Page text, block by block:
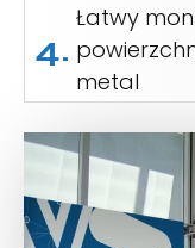
4.
Łatwy
metal